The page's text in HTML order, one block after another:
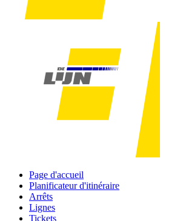
Page d'accueil
Planificateur d'itinéraire
Arrêts
Lignes
Tickets